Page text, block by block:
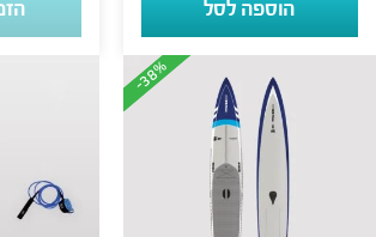
הוספה לסל
-38%
-38%